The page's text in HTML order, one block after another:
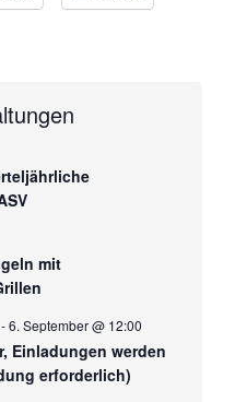
mit
-6. September @ 12:00
Einladungen werden
erforderlich)